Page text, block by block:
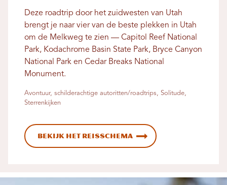
Deze roadtrip door het zuidwesten van Utah
brengt je naar vier van de beste plekken in Utah
om de Melkweg te zien — Capitol Reef National
Park, Kodachrome Basin State Park, Bryce Canyon
National Park en Cedar Breaks National
Monument.
Avontuur, schilderachtige autoritten/roadtrips, Solitude,
Sterrenkijken
Bekijk het reisschema